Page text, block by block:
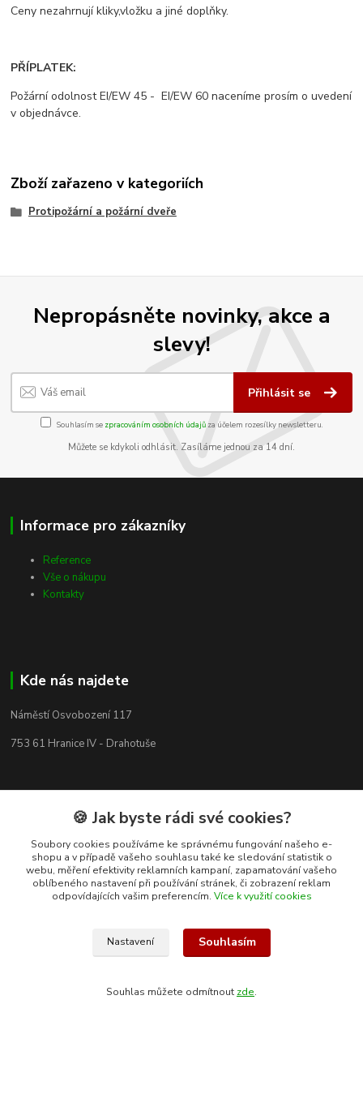
Ceny nezahrnují kliky,vložku a jiné doplňky.
PŘÍPLATEK:
Požární odolnost EI/EW 45 - EI/EW 60 naceníme prosím o uvedení
v objednávce.
Zboží zařazeno v kategoriích
Protipožární a požární dveře
Nepropásněte novinky, akce a
slevy!
Přihlásit se
Souhlasím se zpracováním osobních údajůza účelem rozesílky newsletteru.
Můžete se kdykoli odhlásit. Zasíláme jednou za 14 dní.
Informace pro zákazníky
Reference
Vše o nákupu
Kontakty
Kde nás najdete
Náměstí Osvobození 117
753 61 Hranice IV - Drahotuše
🍪 Jak byste rádi své cookies?
Soubory cookies používáme ke správnému fungování našeho e-
shopu a v případě vašeho souhlasu také ke sledování statistik o
webu, měření efektivity reklamních kampaní, zapamatování vašeho
oblíbeného nastavení při používání stránek, či zobrazení reklam
odpovídajících vašim preferencím. Více k využití cookies
Nastavení Souhlasím
Souhlas můžete odmítnout zde.